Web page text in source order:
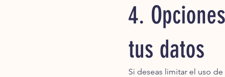
4.
tus datos
Si deseas limitar el uso